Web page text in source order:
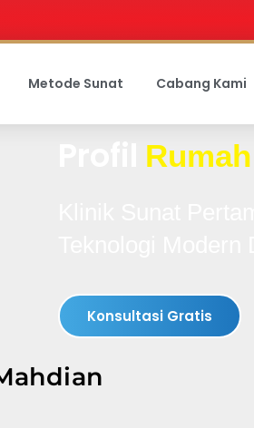
Metode Sunat Cabang Kami
Konsultasi Gratis